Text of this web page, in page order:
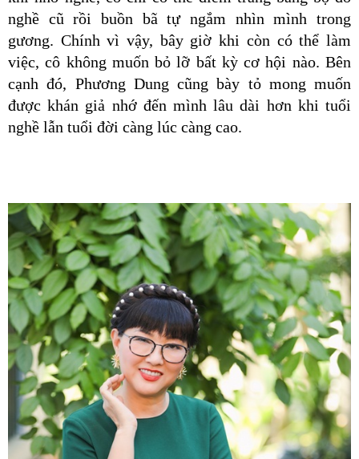
nghề cũ rồi buồn bã tự ngắm nhìn mình trong
gương. Chính vì vậy, bây giờ khi còn có thể làm
việc, cô không muốn bỏ lỡ bất kỳ cơ hội nào. Bên
cạnh đó, Phương Dung cũng bày tỏ mong muốn
được khán giả nhớ đến mình lâu dài hơn khi tuổi
nghề lẫn tuổi đời càng lúc càng cao.